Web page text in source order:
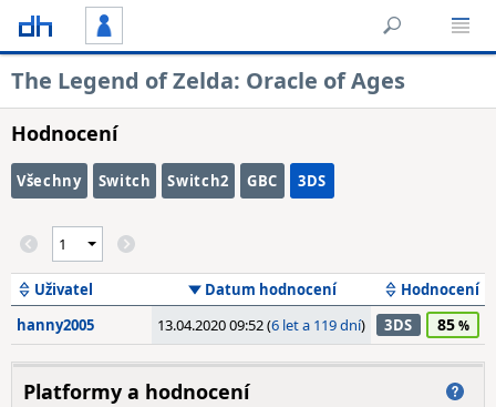
The Legend of Zelda: Oracle of Ages
Hodnocení
Všechny Switch Switch2 GBC 3DS
Uživatel Datum hodnocení
Hodnocení
hanny2005
13.04.2020 09:52 (6 let a 119 dní) 3DS 85
Platformy a hodnocení